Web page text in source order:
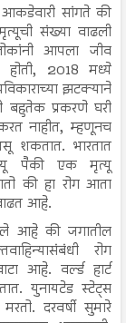
सांगते की
संख्या वाढली
आपला जीव
2018 मध्ये
झटक्याने
बहुतेक प्रकरणे घरी
नाहीत, म्हणूनच
शकतात. भारतात
पैकी एक मृत्यू
की हा रोग आता
आहे.
आहे की जगातील
रोग
आहे. वर्ल्ड हार्ट
युनायटेड स्टेट्स
दरवर्षी सुमारे